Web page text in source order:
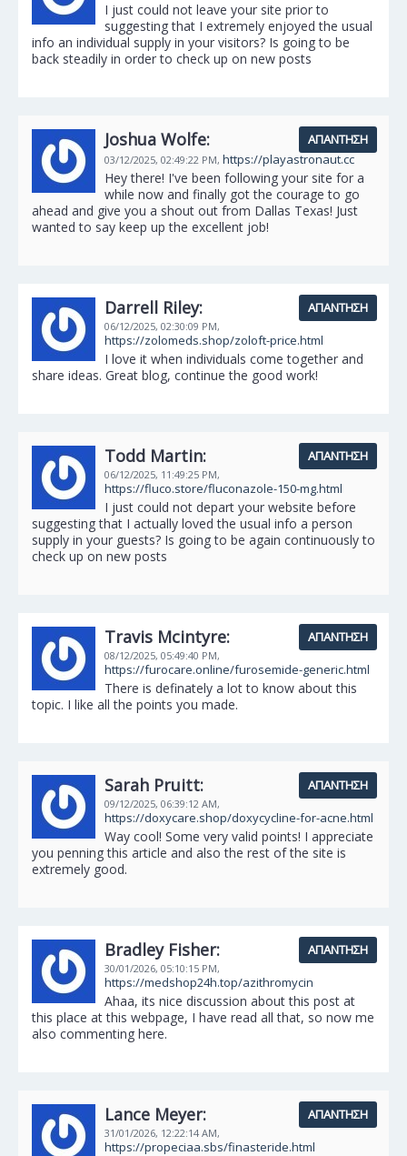
I just could not leave your site prior to
suggesting that I extremely enjoyed the usual
info an individual supply in your visitors? Is going to be
back steadily in order to check up on new posts
Joshua Wolfe:
03/12/2025, 02:49:22 PM, https://playastronaut.cc
ΑΠΆΝΤΗΣΗ
Hey there! I've been following your site for a
while now and finally got the courage to go
ahead and give you a shout out from Dallas Texas! Just
wanted to say keep up the excellent job!
Darrell Riley:
06/12/2025, 02:30:09 PM,
https://zolomeds.shop/zoloft-price.html
ΑΠΆΝΤΗΣΗ
I love it when individuals come together and
share ideas. Great blog, continue the good work!
Todd Martin:
06/12/2025, 11:49:25 PM,
https://fluco.store/fluconazole-150-mg.html
ΑΠΆΝΤΗΣΗ
I just could not depart your website before
suggesting that I actually loved the usual info a person
supply in your guests? Is going to be again continuously to
check up on new posts
Travis Mcintyre:
08/12/2025, 05:49:40 PM,
https://furocare.online/furosemide-generic.html
ΑΠΆΝΤΗΣΗ
There is definately a lot to know about this
topic. I like all the points you made.
Sarah Pruitt:
09/12/2025, 06:39:12 AM,
https://doxycare.shop/doxycycline-for-acne.html
ΑΠΆΝΤΗΣΗ
Way cool! Some very valid points! I appreciate
you penning this article and also the rest of the site is
extremely good.
Bradley Fisher:
30/01/2026, 05:10:15 PM,
https://medshop24h.top/azithromycin
ΑΠΆΝΤΗΣΗ
Ahaa, its nice discussion about this post at
this place at this webpage, I have read all that, so now me
also commenting here.
Lance Meyer:
31/01/2026, 12:22:14 AM,
https://propeciaa.sbs/finasteride.html
ΑΠΆΝΤΗΣΗ